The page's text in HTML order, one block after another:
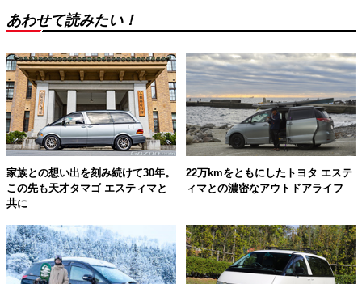
あわせて読みたい！
家族との想い出を刻み続けて30年。
この先も天才タマゴ エスティマと
共に
22万kmをともにしたトヨタ エステ
ィマとの濃密なアウトドアライフ